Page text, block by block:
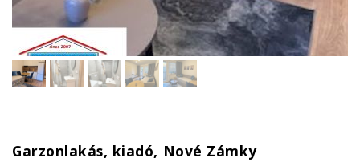
Garzonlakás, kiadó, Nové Zámky